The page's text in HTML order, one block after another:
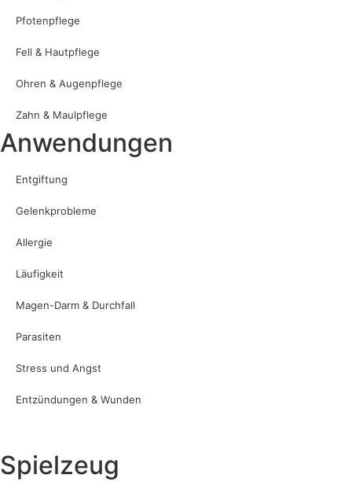
Pfotenpflege
Fell & Hautpflege
Ohren & Augenpflege
Zahn & Maulpflege
Anwendungen
Entgiftung
Gelenkprobleme
Allergie
Läufigkeit
Magen-Darm & Durchfall
Parasiten
Stress und Angst
Entzündungen & Wunden
Spielzeug